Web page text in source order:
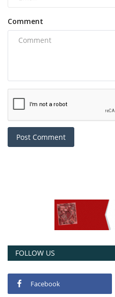
Comment
Post Comment
FOLLOW US
Facebook